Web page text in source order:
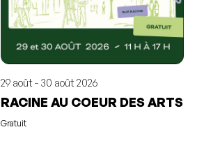
29 août - 30 août 2026
RACINE AU COEUR DES ARTS
Gratuit